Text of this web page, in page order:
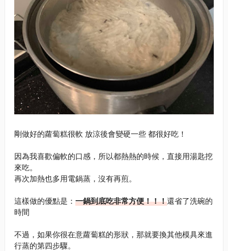
剛做好的蘿蔔糕很軟 放涼後會變硬一些 都很好吃！
因為我喜歡偏軟的口感，所以都熱熱的時候，直接用湯匙挖
來吃。
再次加熱也多用電鍋蒸，沒有再煎。
這樣做的優點是： 一鍋到底吃非常方便！！！還省了洗碗的
時間
不過，如果你很在意蘿蔔糕的形狀，那就要換其他模具來進
行蒸的第四步驟。